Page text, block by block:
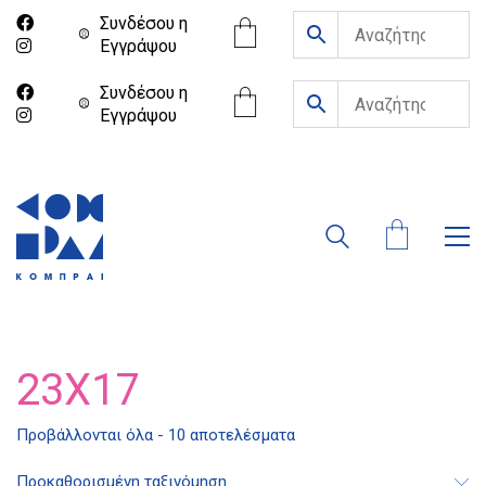
Συνδέσου η
Eγγράψου
Συνδέσου η
Eγγράψου
23X17
Προβάλλονται όλα - 10 αποτελέσματα
Προκαθορισμένη ταξινόμηση